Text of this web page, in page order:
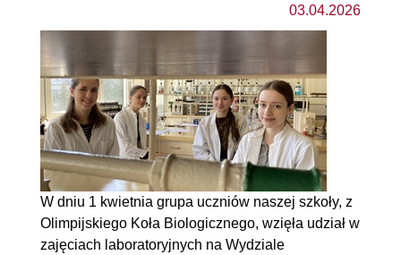
03.04.2026
W dniu 1 kwietnia grupa uczniów naszej szkoły, z
Olimpijskiego Koła Biologicznego, wzięła udział w
zajęciach laboratoryjnych na Wydziale